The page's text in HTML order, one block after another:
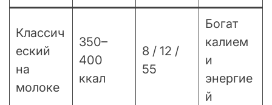
Классич
еский
на
молоке
350–
400
ккал
8 / 12 /
55
Богат
калием
и
энергие
й